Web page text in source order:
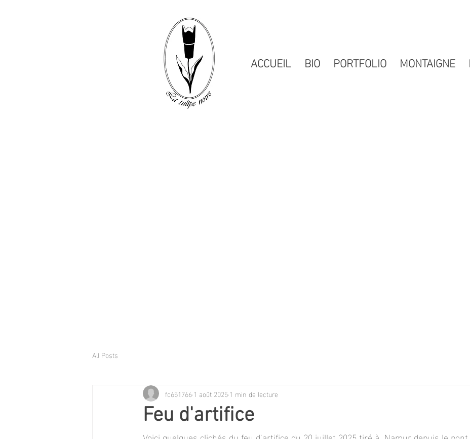
ACCUEIL BIO PORTFOLIO MONTAIGNE
All Posts
Feu d'artifice
fc651766 1 août 2025 1 min de lecture